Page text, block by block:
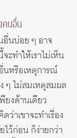
คนอื่น
อื่นบ่อย ๆ อาจ
ทำให้เราไม่เห็น
นหรือเหตุการณ์
ๆ ไม่สมเหตุสมผล
ยงด้านเดียว
ว่าเขาจะทำเรื่อง
ไว้ก่อน ก็ง่ายกว่า